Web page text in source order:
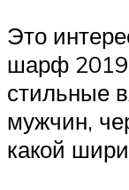
Это
шарф
стильные
мужчин,
какой